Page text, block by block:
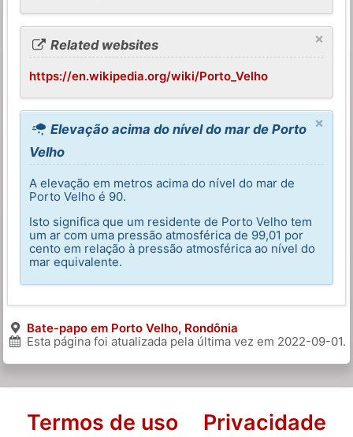
×
Related websites
https://en.wikipedia.org/wiki/Porto_Velho
×
Elevação acima do nível do mar de Porto
Velho
A elevação em metros acima do nível do mar de
Porto Velho é 90.
Isto significa que um residente de Porto Velho tem
um ar com uma pressão atmosférica de 99,01 por
cento em relação à pressão atmosférica ao nível do
mar equivalente.
Bate-papo em Porto Velho, Rondônia
Esta página foi atualizada pela última vez em 2022-09-01.
Termos de uso Privacidade